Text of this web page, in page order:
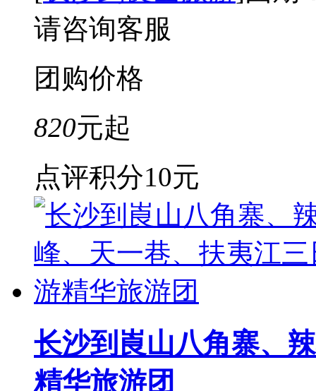
请咨询客服
团购价格
820元起
点评积分10元
长沙到崀山八角寨、
精华旅游团